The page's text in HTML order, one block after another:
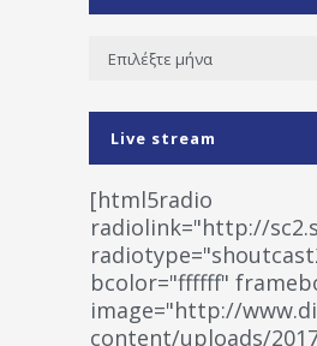
Ιστορικό
Live stream
[html5radio
radiolink="http://
bcolor="ffffff"
image="http://
content/uploads/